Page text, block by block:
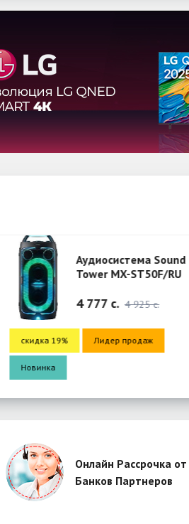
Аудиосистема Sound
Tower MX-ST50F/RU
4 777 c. 4 925 c.
скидка 19% Лидер продаж
Новинка
Онлайн Рассрочка от
Банков Партнеров